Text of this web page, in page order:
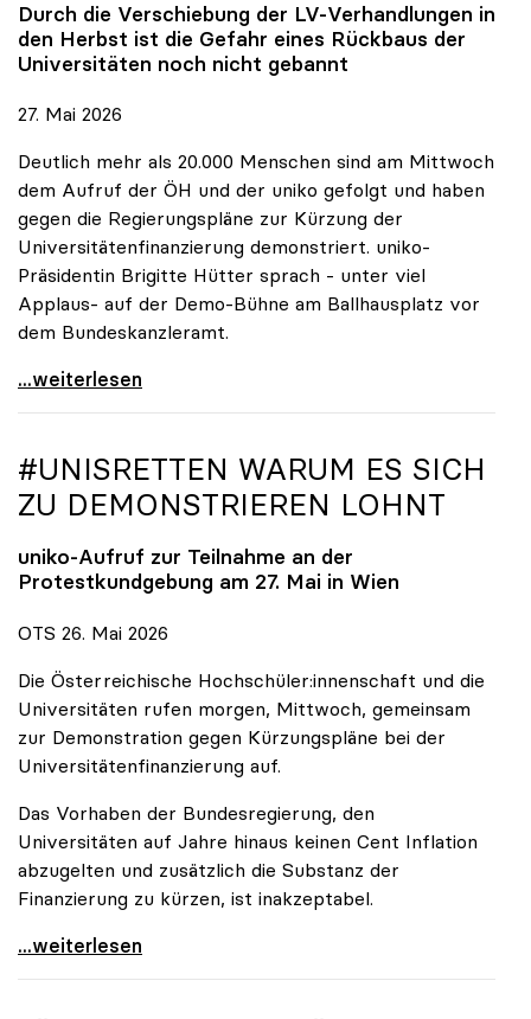
Durch die Verschiebung der LV-Verhandlungen in
den Herbst ist die Gefahr eines Rückbaus der
Universitäten noch nicht gebannt
27. Mai 2026
Deutlich mehr als 20.000 Menschen sind am Mittwoch
dem Aufruf der ÖH und der uniko gefolgt und haben
gegen die Regierungspläne zur Kürzung der
Universitätenfinanzierung demonstriert. uniko-
Präsidentin Brigitte Hütter sprach - unter viel
Applaus- auf der Demo-Bühne am Ballhausplatz vor
dem Bundeskanzleramt.
\"Wir nehmen es nicht hin\": Rede von
...weiterlesen
#UNISRETTEN WARUM ES SICH
ZU DEMONSTRIEREN LOHNT
uniko-Aufruf zur Teilnahme an der
Protestkundgebung am 27. Mai in Wien
OTS 26. Mai 2026
Die Österreichische Hochschüler:innenschaft und die
Universitäten rufen morgen, Mittwoch, gemeinsam
zur Demonstration gegen Kürzungspläne bei der
Universitätenfinanzierung auf.
Das Vorhaben der Bundesregierung, den
Universitäten auf Jahre hinaus keinen Cent Inflation
abzugelten und zusätzlich die Substanz der
Finanzierung zu kürzen, ist inakzeptabel.
#UnisRetten Warum es sich zu demonstrieren lohnt
...weiterlesen